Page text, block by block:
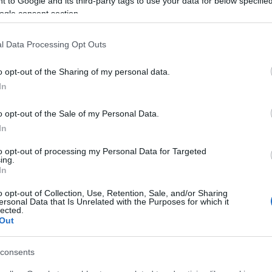
consent section.
Data Processing Opt Outs
opt-out of the Sharing of my personal data.
opt-out of the Sale of my Personal Data.
opt-out of processing my Personal Data for Targeted
opt-out of Collection, Use, Retention, Sale, and/or Sharing
Data that Is Unrelated with the Purposes for which it
tehetetlenség rajzolódott ki, amelyet a
geopolitikai zsákutcában vergődik, és a
kínai és iráni szövetségesek mellé állt, nem
irigységből és a belső gazdasági problémák
az algériai hadsereg közvetlenebb
tomboló dzsihadista felkeléssel, amely
„A legrosszabb
rakétái elérhetik már